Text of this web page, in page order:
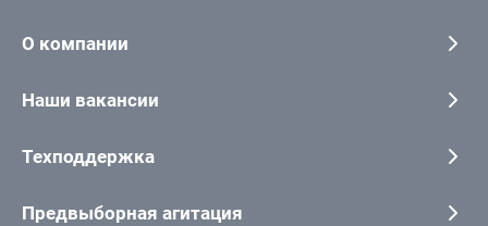
О компании
Наши вакансии
Техподдержка
Предвыборная агитация